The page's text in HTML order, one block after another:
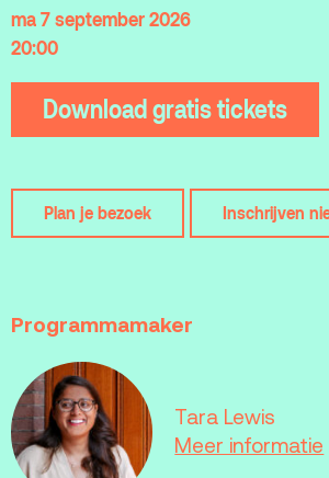
zalen
organiseren
Plan
ma 7 september 2026
20:00
Download gratis tickets
Plan je bezoek Inschrijven
Programmamaker
Tara Lewis
Meer informatie